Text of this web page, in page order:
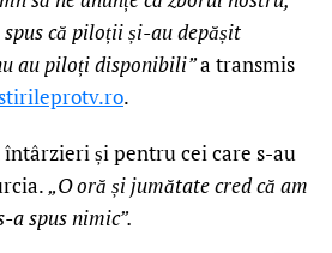
că piloții și-au depășit
au piloți disponibili”a transmis
.
întârzieri și pentru cei care s-au
„O oră și jumătate cred că am
spus nimic”.